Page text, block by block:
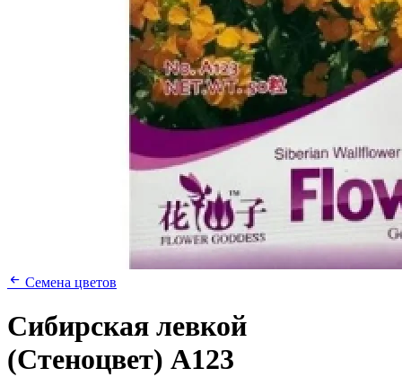
Семена цветов
Сибирская левкой
(Стеноцвет) A123